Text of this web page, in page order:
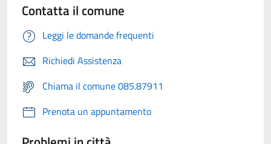
Contatta il comune
Leggi le domande frequenti
Richiedi Assistenza
Chiama il comune 085.87911
Prenota un appuntamento